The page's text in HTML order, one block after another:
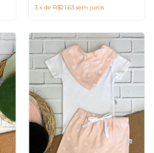
3 x de R$21,63 sem juros